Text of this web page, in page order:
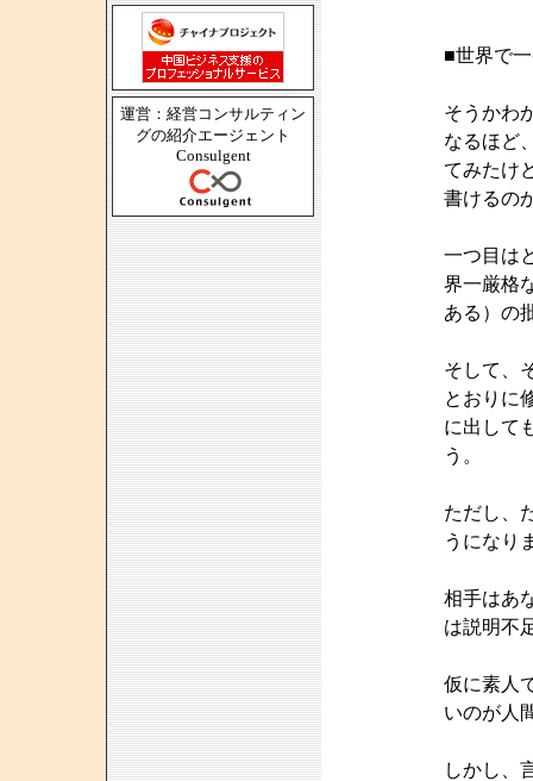
運営：経営コンサルティン
グの紹介エージェント
Consulgent
■世界で
そうかわ
なるほど
てみたけ
書けるの
一つ目は
界一厳格
ある）の
そして、
とおりに
に出して
う。
ただし、
うになり
相手はあ
は説明不
仮に素人
いのが人
しかし、